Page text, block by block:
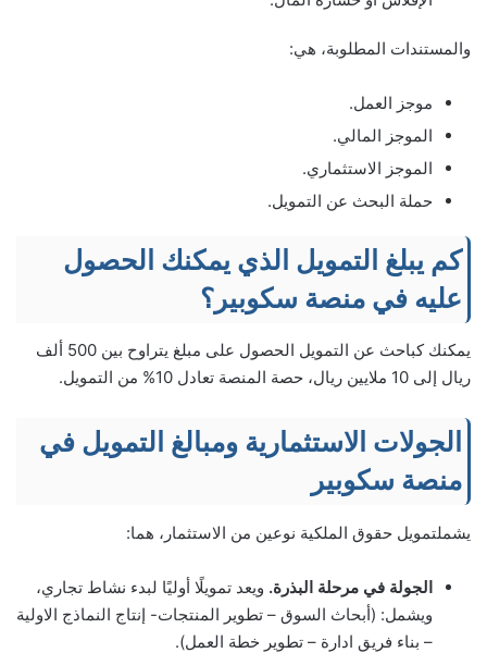
والمستندات المطلوبة، هي:
موجز العمل.
الموجز المالي.
الموجز الاستثماري.
حملة البحث عن التمويل.
كم يبلغ التمويل الذي يمكنك الحصول
عليه في منصة سكوبير؟
يمكنك كباحث عن التمويل الحصول على مبلغ يتراوح بين 500 ألف
ريال إلى 10 ملايين ريال، حصة المنصة تعادل 10% من التمويل.
الجولات الاستثمارية ومبالغ التمويل في
منصة سكوبير
يشملتمويل حقوق الملكية نوعين من الاستثمار، هما:
الجولة في مرحلة البذرة. ويعد تمويلًا أوليًا لبدء نشاط تجاري،
ويشمل: (أبحاث السوق – تطوير المنتجات- إنتاج النماذج الاولية
– بناء فريق ادارة – تطوير خطة العمل).